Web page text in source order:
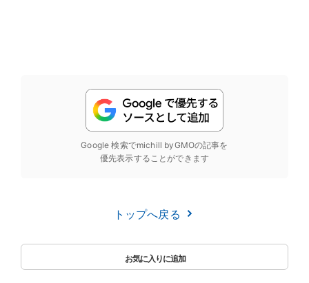
Google 検索でmichill byGMOの記事を
優先表示することができます
トップへ戻る